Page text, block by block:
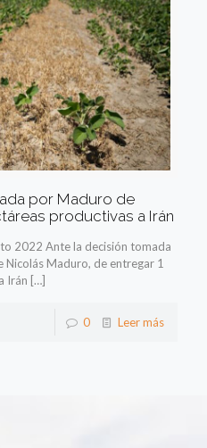
por Maduro de
productivas a Irán
2022 Ante la decisión tomada
Maduro, de entregar 1
Irán […]
0 Leer más